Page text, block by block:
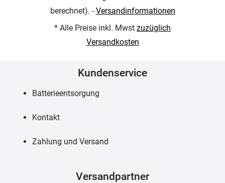
berechnet). -Versandinformationen
* Alle Preise inkl. Mwst zuzüglich
Versandkosten
Kundenservice
Batterieentsorgung
Kontakt
Zahlung und Versand
Versandpartner